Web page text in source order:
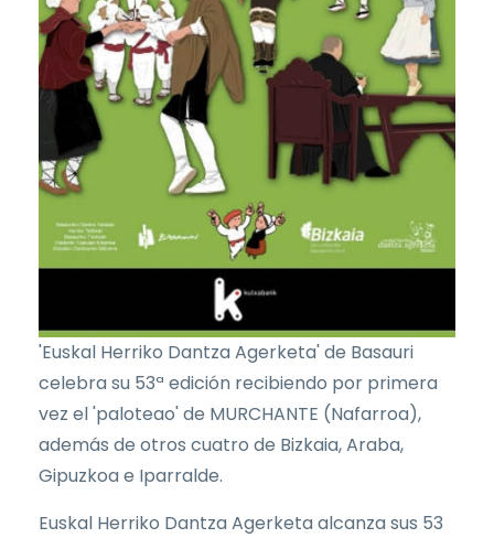
'Euskal Herriko Dantza Agerketa' de Basauri
celebra su 53ª edición recibiendo por primera
vez el 'paloteao' de MURCHANTE (Nafarroa),
además de otros cuatro de Bizkaia, Araba,
Gipuzkoa e Iparralde.
Euskal Herriko Dantza Agerketa alcanza sus 53